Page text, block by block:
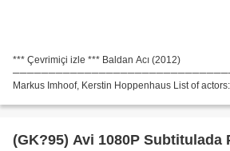
*** Çevrimiçi izle *** Baldan Acı (2012)
Markus Imhoof, Kerstin Hoppenhaus List of
Almanya, Avusturya...
(GK?95) Avi 1080P Subtitulada